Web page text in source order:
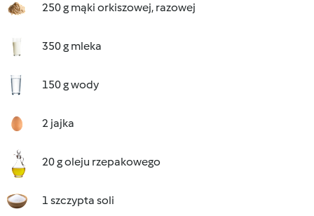
250 g mąki orkiszowej, razowej
350 g mleka
150 g wody
2 jajka
20 g oleju rzepakowego
1 szczypta soli